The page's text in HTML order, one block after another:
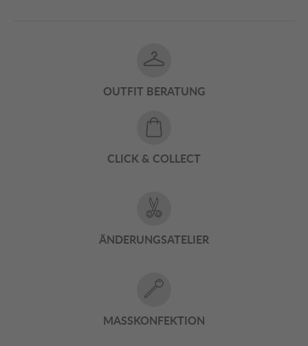
OUTFIT BERATUNG
CLICK & COLLECT
ÄNDERUNGSATELIER
MASSKONFEKTION